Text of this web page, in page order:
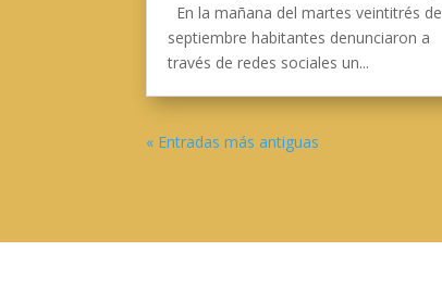
En la mañana del martes veintitrés de
septiembre habitantes denunciaron a
través de redes sociales un...
« Entradas más antiguas